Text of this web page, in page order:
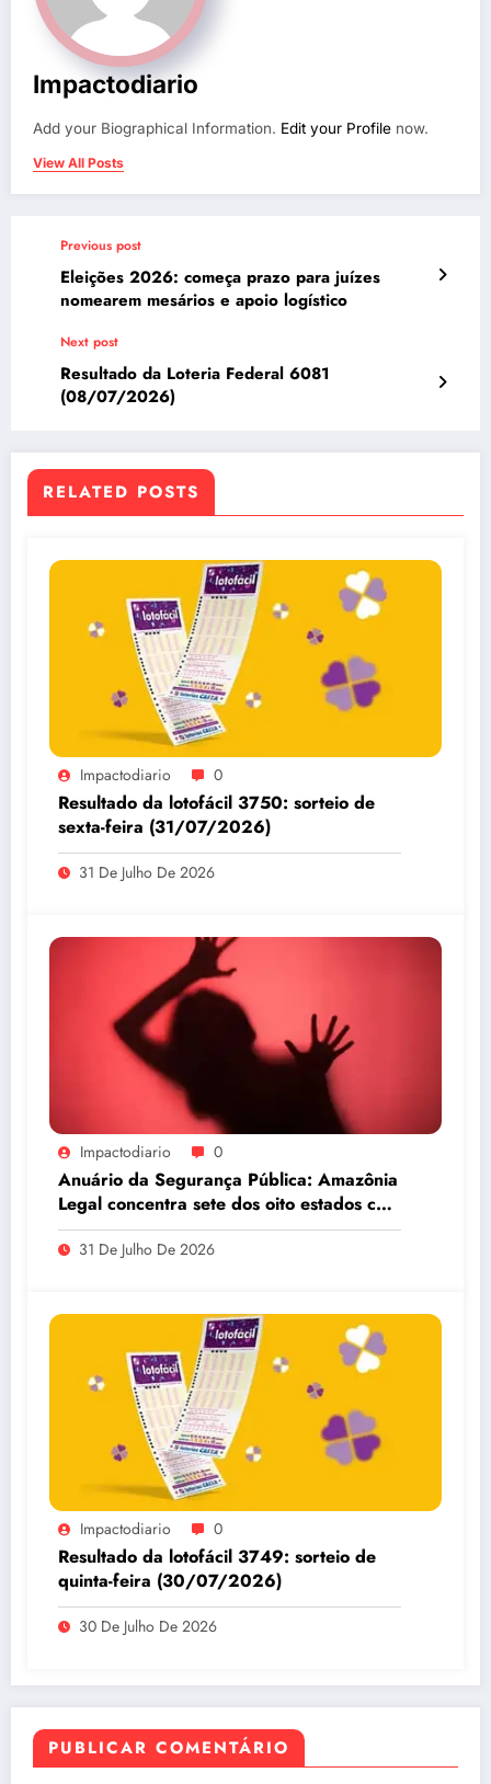
Impactodiario
Add your Biographical Information. Edit your Profile now.
View All Posts
Previous post
Eleições 2026: começa prazo para juízes
nomearem mesários e apoio logístico
Next post
Resultado da Loteria Federal 6081
(08/07/2026)
RELATED POSTS
Impactodiario 0
Resultado da lotofácil 3750: sorteio de
sexta-feira (31/07/2026)
31 De Julho De 2026
Impactodiario 0
Anuário da Segurança Pública: Amazônia
Legal concentra sete dos oito estados com
maiores taxas de estupro do país
31 De Julho De 2026
Impactodiario 0
Resultado da lotofácil 3749: sorteio de
quinta-feira (30/07/2026)
30 De Julho De 2026
PUBLICAR COMENTÁRIO